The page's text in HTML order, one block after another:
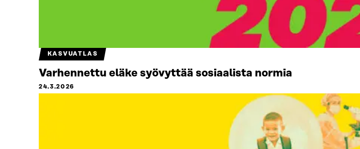
KASVUATLAS
Varhennettu eläke syövyttää sosiaalista normia
24.3.2026